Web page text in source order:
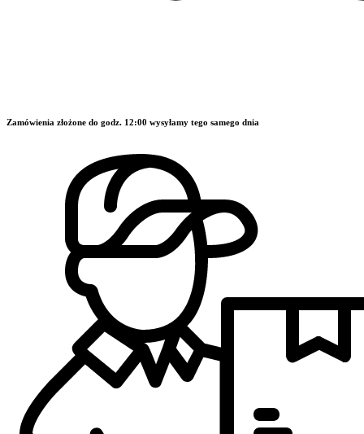
Zamówienia złożone do godz. 12:00 wysyłamy tego samego dnia